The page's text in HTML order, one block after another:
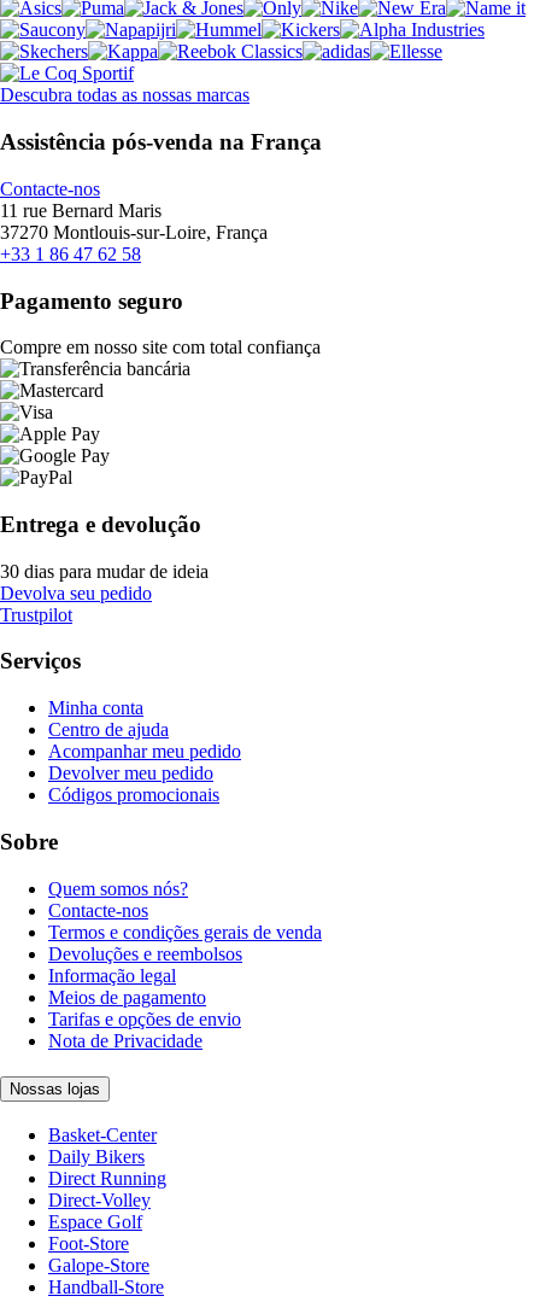
Descubra todas as nossas marcas
Assistência pós-venda na França
Contacte-nos
11 rue Bernard Maris
37270 Montlouis-sur-Loire, França
+33 1 86 47 62 58
Pagamento seguro
Compre em nosso site com total confiança
Entrega e devolução
30 dias para mudar de ideia
Devolva seu pedido
Trustpilot
Serviços
Minha conta
Centro de ajuda
Acompanhar meu pedido
Devolver meu pedido
Códigos promocionais
Sobre
Quem somos nós?
Contacte-nos
Termos e condições gerais de venda
Devoluções e reembolsos
Informação legal
Meios de pagamento
Tarifas e opções de envio
Nota de Privacidade
Nossas lojas
Basket-Center
Daily Bikers
Direct Running
Direct-Volley
Espace Golf
Foot-Store
Galope-Store
Handball-Store